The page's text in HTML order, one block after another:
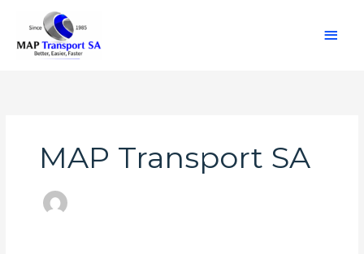
contenu
MAP Transport SA